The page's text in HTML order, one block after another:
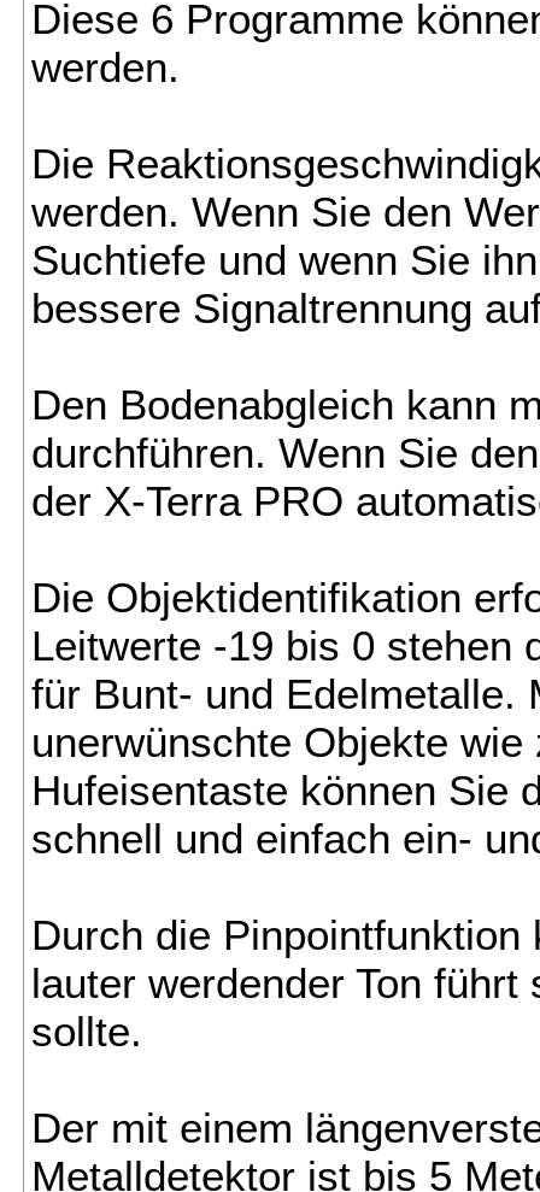
Diese 6 Programme
werden.
Die
werden. Wenn Sie den
Suchtiefe und wenn Sie
bessere Signaltrennung
Den Bodenabgleich kann
durchführen. Wenn Sie
der X-Terra PRO
Die Objektidentifikation
Leitwerte -19 bis 0 stehen
für Bunt- und Edelmetalle.
unerwünschte Objekte
Hufeisentaste können Sie
schnell und einfach ein-
Durch die
lauter werdender Ton
sollte.
Der mit einem
Metalldetektor ist bis 5